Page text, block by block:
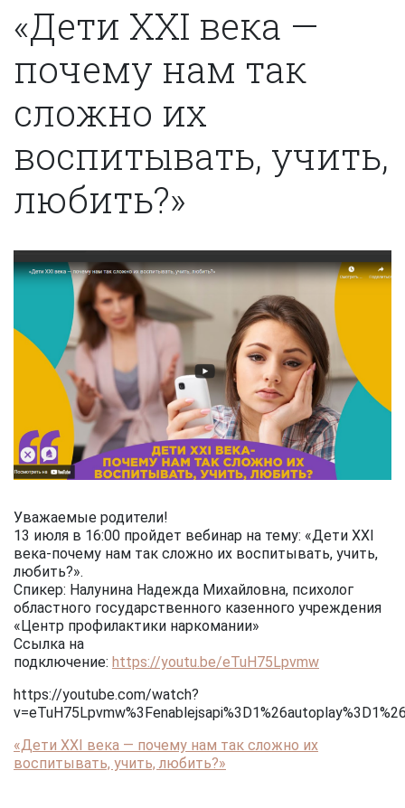
«Дети XXI века —
почему нам так
сложно их
воспитывать, учить,
любить?»
Уважаемые родители!
13 июля в 16:00 пройдет вебинар на тему: «Дети XXI
века-почему нам так сложно их воспитывать, учить,
любить?».
Спикер: Налунина Надежда Михайловна, психолог
областного государственного казенного учреждения
«Центр профилактики наркомании»
Ссылка на
подключение: https://youtu.be/eTuH75Lpvmw
https://youtube.com/watch?
«Дети XXI века — почему нам так сложно их
воспитывать, учить, любить?»